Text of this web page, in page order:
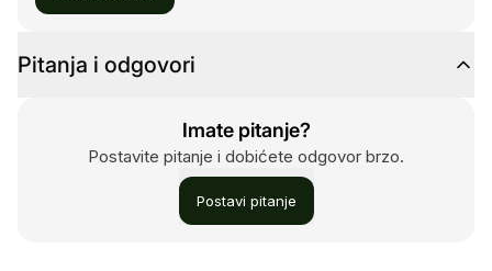
Pitanja i odgovori
Imate pitanje?
Postavite pitanje i dobićete odgovor brzo.
Postavi pitanje